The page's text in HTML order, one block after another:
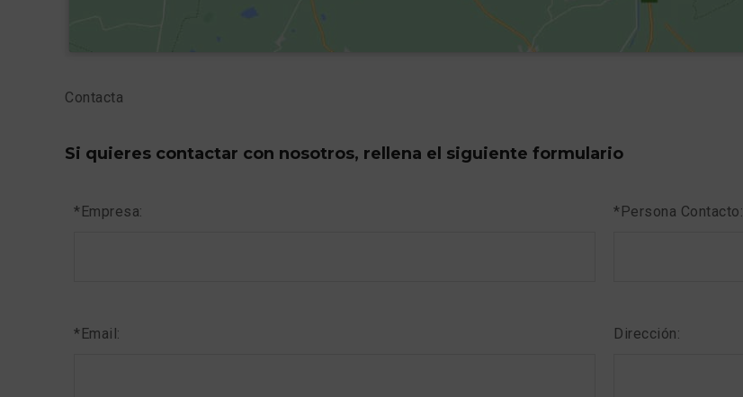
Contacta
Si quieres contactar con nosotros, rellena el siguiente formulario
*Empresa: *Persona Contacto:
*Email: Dirección: